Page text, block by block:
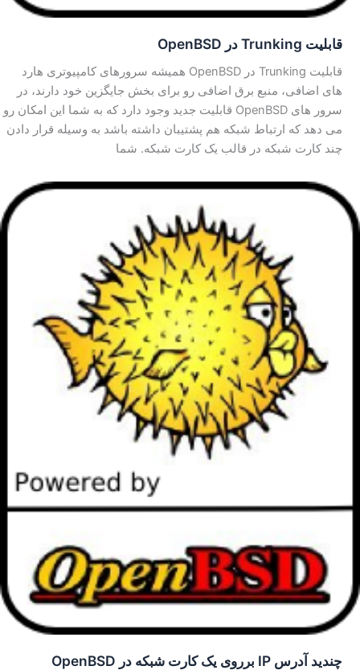
قابلیت Trunking در OpenBSD
قابلیت Trunking در OpenBSD همیشه سرورهای کامپیوتری هارد
های اضافی، منبع برق اضافی رو برای بخش جایگزین خود دارند، در
سرور های OpenBSD قابلیت جدید وجود دارد که به شما این امکان رو
می دهد که ارتباط شبکه هم پشتیبان داشته باشد به وسیله قرار دادن
چند کارت شبکه در قالب یک کارت شبکه. شما
چندید آدرس IP برروی یک کارت شبکه در OpenBSD